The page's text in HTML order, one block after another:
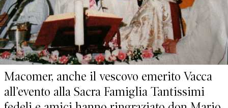
Macomer, anche il vescovo emerito Vacca
all’evento alla Sacra Famiglia Tantissimi